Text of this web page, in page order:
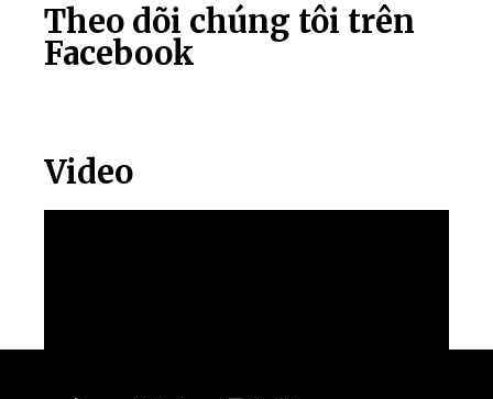
Theo dõi chúng tôi trên
Facebook
Video